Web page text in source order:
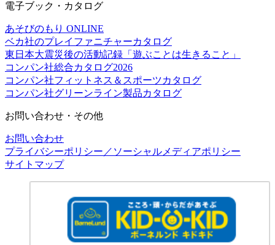
電子ブック・カタログ
あそびのもり ONLINE
ベカ社のプレイファニチャーカタログ
東日本大震災後の活動記録「遊ぶことは生きること」
コンパン社総合カタログ2026
コンパン社フィットネス＆スポーツカタログ
コンパン社グリーンライン製品カタログ
お問い合わせ・その他
お問い合わせ
プライバシーポリシー／ソーシャルメディアポリシー
サイトマップ